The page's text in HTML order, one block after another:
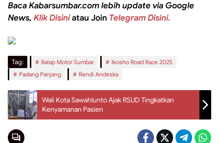
Baca Kabarsumbar.com lebih update via Google
News, Klik Disiniatau Join Telegram Disini.
Tag: Balap Motor Sumbar
Ikosho Road Race 2025
Padang Panjang
Rendi Andeska
Wali Kota Sawahlunto Ajak RSUD Tingkatkan
Kenyamanan Pasien